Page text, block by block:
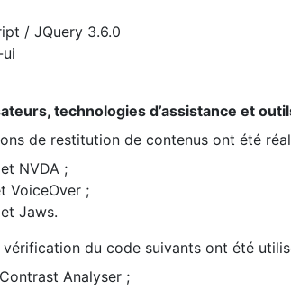
/ JQuery 3.6.0
technologies d’assistance et
de restitution de contenus ont été
NVDA ;
VoiceOver ;
Jaws.
vérification du code suivants ont été
Analyser ;